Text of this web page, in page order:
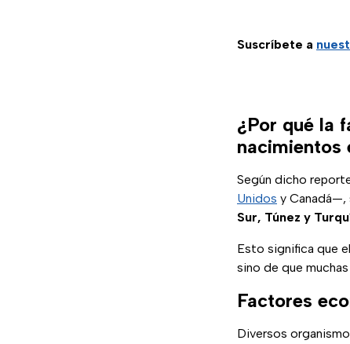
Suscríbete a
¿Por qué la
nacimientos
Según dicho
Unidos y Canadá—,
Sur, Túnez y
Esto significa que
sino de que
Factores
Diversos